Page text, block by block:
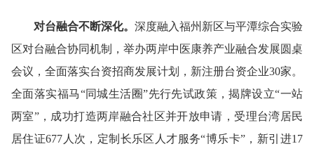
对台融合不断深化。 深度融入福州新区与平潭综合实验
区对台融合协同机制，举办两岸中医康养产业融合发展圆桌
会议，全面落实台资招商发展计划，新注册台资企业30家。
全面落实福马“同城生活圈”先行先试政策，揭牌设立“一站
两室”，成功打造两岸融合社区并开放申请，受理台湾居民
居住证677人次，定制长乐区人才服务“博乐卡”，新引进17